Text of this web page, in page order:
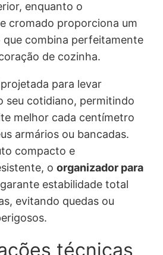
enquanto o
cromado proporciona um
que combina perfeitamente
de cozinha.
para levar
seu cotidiano, permitindo
melhor cada centímetro
armários ou bancadas.
compacto e
oorganizador para
garante estabilidade total
evitando quedas ou
técnicas